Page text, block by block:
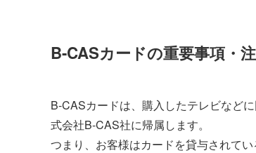
B-CASカードの重要事項・
B-CASカードは、購入したテレビなど
式会社B-CAS社に帰属します。
つまり、お客様はカードを貸与されて